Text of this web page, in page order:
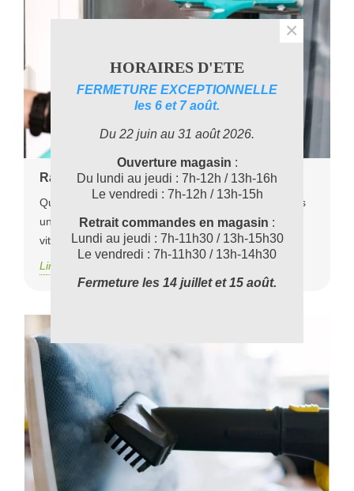
Raclette vitre pro : des vitres sans défaut
Qui n’a jamais lutté contre les traînées rebelles après
un passage de raclette sur les vitres ? 😤 La raclette
vitre...
Lire la suite
HORAIRES D'ETE
FERMETURE EXCEPTIONNELLE
les 6 et 7 août.
Du 22 juin au 31 août 2026.
Ouverture magasin :
Du lundi au jeudi : 7h-12h / 13h-16h
Le vendredi : 7h-12h / 13h-15h
Retrait commandes en magasin :
Lundi au jeudi : 7h-11h30 / 13h-15h30
Le vendredi : 7h-11h30 / 13h-14h30
Fermeture les 14 juillet et 15 août.
×